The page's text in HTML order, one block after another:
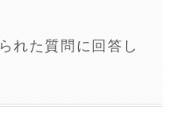
れた質問に回答し